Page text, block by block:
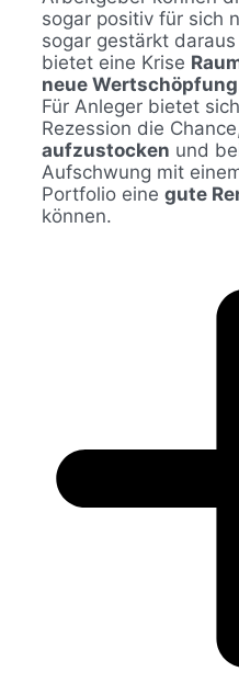
sogar positiv für sich
sogar gestärkt
bietet eine Krise
neue Wertschöpfung
Für Anleger bietet
Rezession die
aufzustocken und
Aufschwung mit
Portfolio eine gute
können.